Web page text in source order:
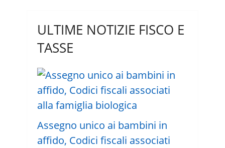
ULTIME NOTIZIE FISCO E
TASSE
Assegno unico ai bambini in
affido, Codici fiscali associati